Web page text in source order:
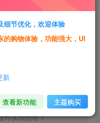
有写...
咋实现的呀？
细节优化，欢迎体验
的购物体验，功能强大，UI
新
查看新功能 主题购买